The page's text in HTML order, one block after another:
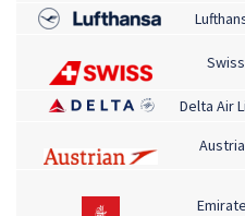
Swiss
Delta Air